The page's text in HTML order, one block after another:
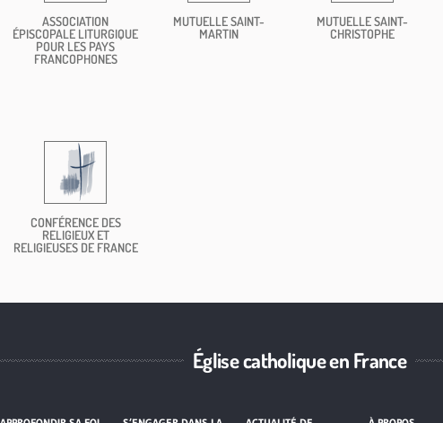
ASSOCIATION
ÉPISCOPALE LITURGIQUE
POUR LES PAYS
FRANCOPHONES
MUTUELLE SAINT-
MARTIN
MUTUELLE SAINT-
CHRISTOPHE
CONFÉRENCE DES
RELIGIEUX ET
RELIGIEUSES DE FRANCE
Église catholique en France